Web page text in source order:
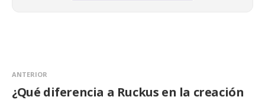
ANTERIOR
¿Qué diferencia a Ruckus en la creación